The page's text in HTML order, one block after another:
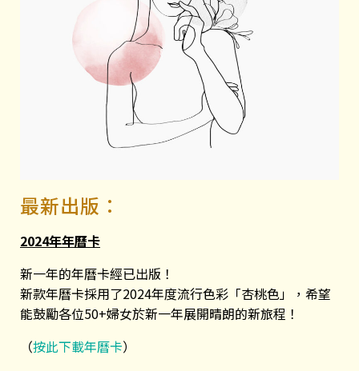
最新出版：
2024年年曆卡
新一年的年曆卡經已出版！
新款年曆卡採用了2024年度流行色彩「杏桃色」，希望
能鼓勵各位50+婦女於新一年展開晴朗的新旅程！
（按此下載年曆卡）